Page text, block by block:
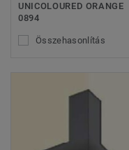
UNICOLOURED ORANGE
0894
Összehasonlítás